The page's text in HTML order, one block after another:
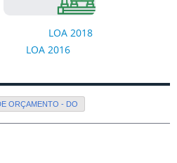
LOA 2018
LOA 2016
ORÇAMENTO - DO